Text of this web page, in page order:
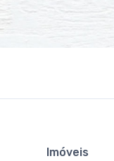
Imóveis